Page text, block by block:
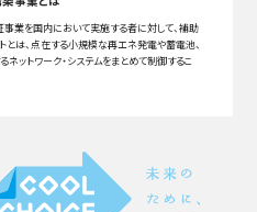
業を国内において実施する者に対して、補助
とは、点在する小規模な再エネ発電や蓄電池、
ットワーク・システムをまとめて制御するこ